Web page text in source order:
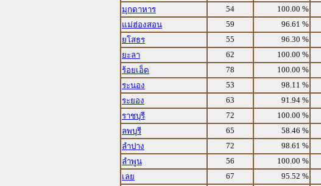
มุกดาหาร
54 100.00 %
แม่ฮ่องสอน
59 96.61 %
ยโสธร
55 96.30 %
ยะลา
62 100.00 %
ร้อยเอ็ด
78 100.00 %
ระนอง
53 98.11 %
ระยอง
63 91.94 %
ราชบุรี
72 100.00 %
ลพบุรี
65 58.46 %
ลำปาง
72 98.61 %
ลำพูน
56 100.00 %
เลย
67 95.52 %